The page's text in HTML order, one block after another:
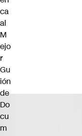
ca
al
M
ejo
r
Gu
ión
de
Do
cu
m